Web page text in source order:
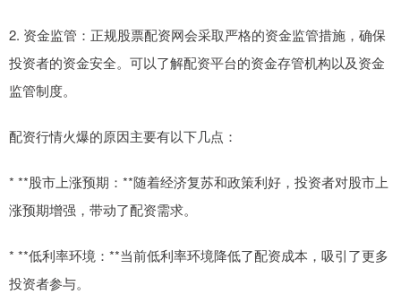
2. 资金监管：正规股票配资网会采取严格的资金监管措施，确保
投资者的资金安全。可以了解配资平台的资金存管机构以及资金
监管制度。
配资行情火爆的原因主要有以下几点：
* **股市上涨预期：**随着经济复苏和政策利好，投资者对股市上
涨预期增强，带动了配资需求。
* **低利率环境：**当前低利率环境降低了配资成本，吸引了更多
投资者参与。